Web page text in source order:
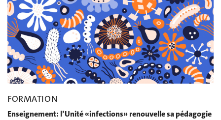
FORMATION
Enseignement: l’Unité «infections» renouvelle sa pédagogie